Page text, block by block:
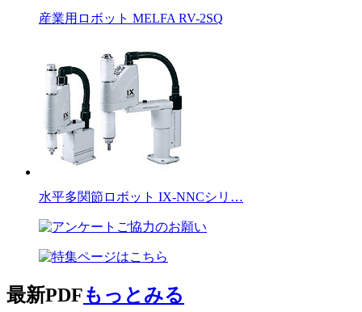
産業用ロボット MELFA RV-2SQ
水平多関節ロボット IX-NNCシリ…
最新PDFもっとみる